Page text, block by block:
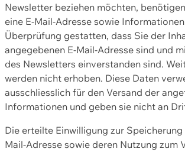
Newsletter beziehen möchten,
eine E-Mail-Adresse sowie
Überprüfung gestatten, dass Sie der
angegebenen E-Mail-Adresse sind und
des Newsletters einverstanden sind.
werden nicht erhoben. Diese Daten
ausschliesslich für den Versand der
Informationen und geben sie nicht an
Die erteilte Einwilligung zur
Mail-Adresse sowie deren Nutzung zum